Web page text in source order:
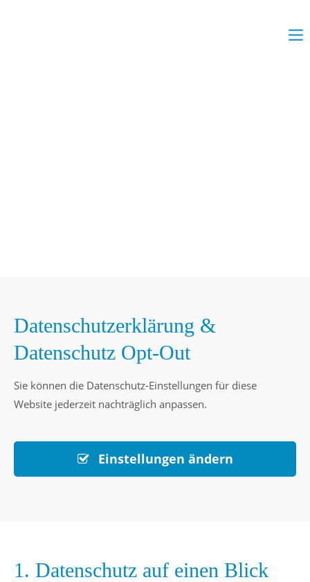
Datenschutzerklärung &
Datenschutz Opt-Out
Sie können die Datenschutz-Einstellungen für diese
Website jederzeit nachträglich anpassen.
Einstellungen ändern
1. Datenschutz auf einen Blick